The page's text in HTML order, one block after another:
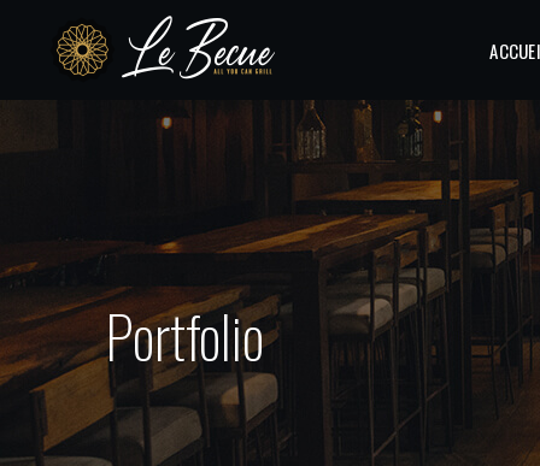
Portfolio